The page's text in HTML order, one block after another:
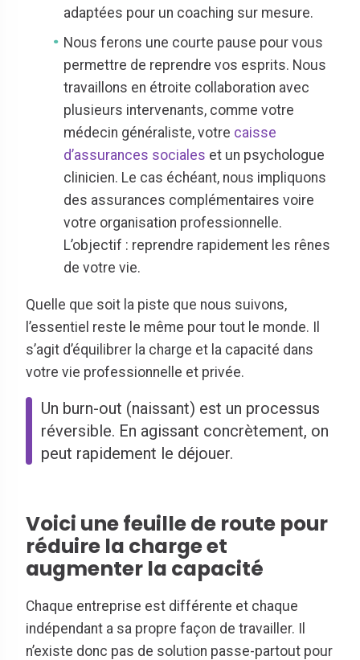
adaptées pour un coaching sur mesure.
Nous ferons une courte pause pour vous
permettre de reprendre vos esprits. Nous
travaillons en étroite collaboration avec
plusieurs intervenants, comme votre
médecin généraliste, votre caisse
d’assurances sociales et un psychologue
clinicien. Le cas échéant, nous impliquons
des assurances complémentaires voire
votre organisation professionnelle.
L’objectif : reprendre rapidement les rênes
de votre vie.
Quelle que soit la piste que nous suivons,
l’essentiel reste le même pour tout le monde. Il
s’agit d’équilibrer la charge et la capacité dans
votre vie professionnelle et privée.
Un burn-out (naissant) est un processus
réversible. En agissant concrètement, on
peut rapidement le déjouer.
Voici une feuille de route pour
réduire la charge et
augmenter la capacité
Chaque entreprise est différente et chaque
indépendant a sa propre façon de travailler. Il
n’existe donc pas de solution passe-partout pour